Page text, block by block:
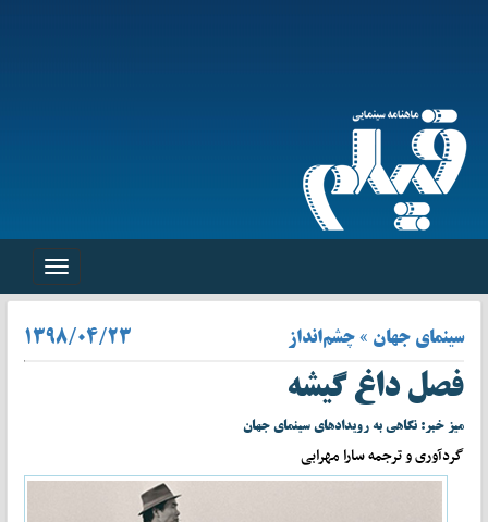
Toggle
سینمای جهان » چشم‌انداز ۱۳۹۸/۰۴/۲۳
فصل داغ گیشه
میز خبر: نگاهی به رویدادهای سینمای جهان
گردآوری و ترجمه سارا مهرابی